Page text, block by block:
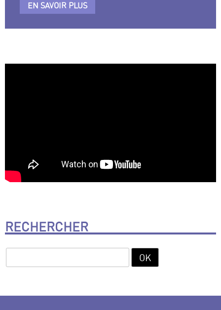
EN SAVOIR PLUS
RECHERCHER